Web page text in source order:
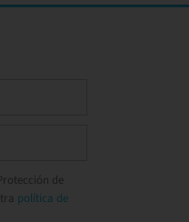
de
política de